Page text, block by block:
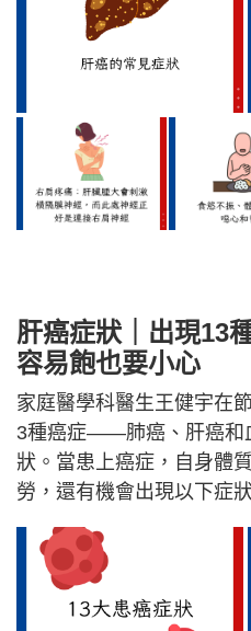
肝癌症狀｜出現13
容易飽也要小心
家庭醫學科醫生王健宇在
3種癌症——肺癌、肝癌和
狀。當患上癌症，自身體
勞，還有機會出現以下症狀